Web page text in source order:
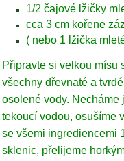
1/2 čajové lžičky
cca 3 cm kořene
( nebo 1 lžička
Připravte si velkou mísu
všechny dřevnaté a
osolené vody. Necháme
tekoucí vodou, osušíme
se všemi ingrediencemi
sklenic, přelijeme